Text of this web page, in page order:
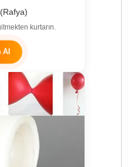
kurtarın.
Al